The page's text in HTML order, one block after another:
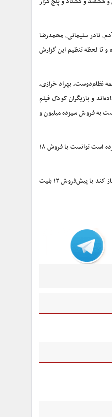
نادر سلیمانی، محمدرضا
آن ایفای نقش کرده‌اند. این فیلم اکران خود را از ۲۰ فروردین آغاز کرده و تا لحظه تنظیم این گزارش
نظام‌دوست، بهراد خرازی،
و بازیگران کودک فیلم
رادمهر دانایی فر و پندار آتش زمزم هستند. «هر چی تو بگی!؟» با فروش ۲۰۵ بلیت توانست به فروش سیزده میلیون و
فیلم سینمایی «پاکول» به تهیه‌کنندگی غلامرضا آزادی و کارگردانی نوید اسماعیلی نیز که از چهارشنبه ۳۱ اردیبهشت اکران خود را آغاز کرده است توانست با فروش ۱۸
فیلم سینمایی آمریکایی – انگلیسی «تنگه» به کارگردانی اسکات دریکسون و نویسندگی زک دین که قرار است از فردا ۱۲ تیر اکران خود را آغاز کند با پیش‌فروش ۱۲ بلیت